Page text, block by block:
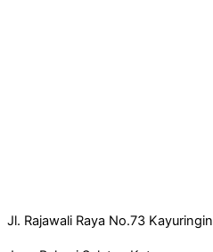
Jl. Rajawali Raya No.73 Kayuringin